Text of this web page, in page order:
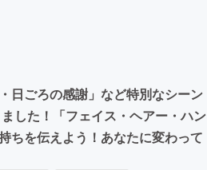
日ごろの感謝」など特別なシーン
した！「フェイス・ヘアー・ハン
ちを伝えよう！あなたに変わって